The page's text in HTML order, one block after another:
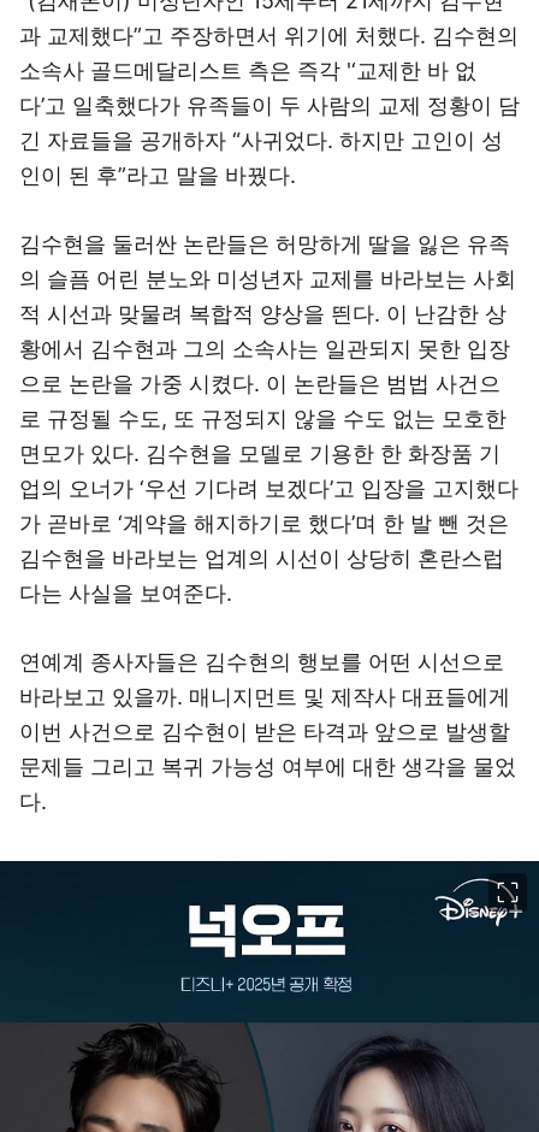
과 교제했다”고 주장하면서 위기에 처했다. 김수현의
소속사 골드메달리스트 측은 즉각 '‘교제한 바 없
다’고 일축했다가 유족들이 두 사람의 교제 정황이 담
긴 자료들을 공개하자 “사귀었다. 하지만 고인이 성
인이 된 후”라고 말을 바꿨다.
김수현을 둘러싼 논란들은 허망하게 딸을 잃은 유족
의 슬픔 어린 분노와 미성년자 교제를 바라보는 사회
적 시선과 맞물려 복합적 양상을 띈다. 이 난감한 상
황에서 김수현과 그의 소속사는 일관되지 못한 입장
으로 논란을 가중 시켰다. 이 논란들은 범법 사건으
로 규정될 수도, 또 규정되지 않을 수도 없는 모호한
면모가 있다. 김수현을 모델로 기용한 한 화장품 기
업의 오너가 ‘우선 기다려 보겠다’고 입장을 고지했다
가 곧바로 ‘계약을 해지하기로 했다’며 한 발 뺀 것은
김수현을 바라보는 업계의 시선이 상당히 혼란스럽
다는 사실을 보여준다.
연예계 종사자들은 김수현의 행보를 어떤 시선으로
바라보고 있을까. 매니지먼트 및 제작사 대표들에게
이번 사건으로 김수현이 받은 타격과 앞으로 발생할
문제들 그리고 복귀 가능성 여부에 대한 생각을 물었
다.